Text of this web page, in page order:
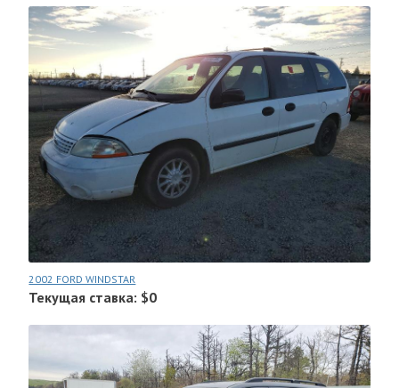
2002 FORD WINDSTAR
Текущая ставка: $0